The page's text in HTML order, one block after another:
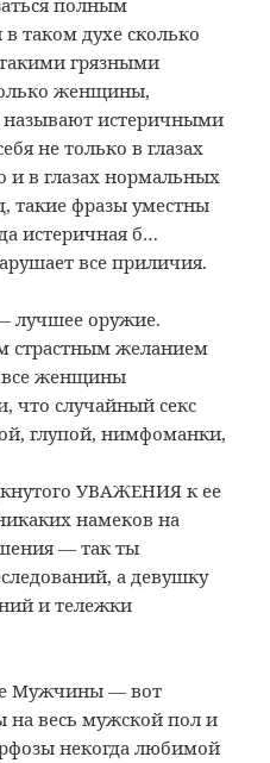
полным
таком духе сколько
грязными
женщины,
называют истеричными
не только в глазах
в глазах нормальных
такие фразы уместны
истеричная б…
все приличия.
лучшее оружие.
страстным желанием
все женщины
что случайный секс
глупой, нимфоманки,
УВАЖЕНИЯ к ее
намеков на
— так ты
а девушку
и тележки
Мужчины — вот
на весь мужской пол и
некогда любимой